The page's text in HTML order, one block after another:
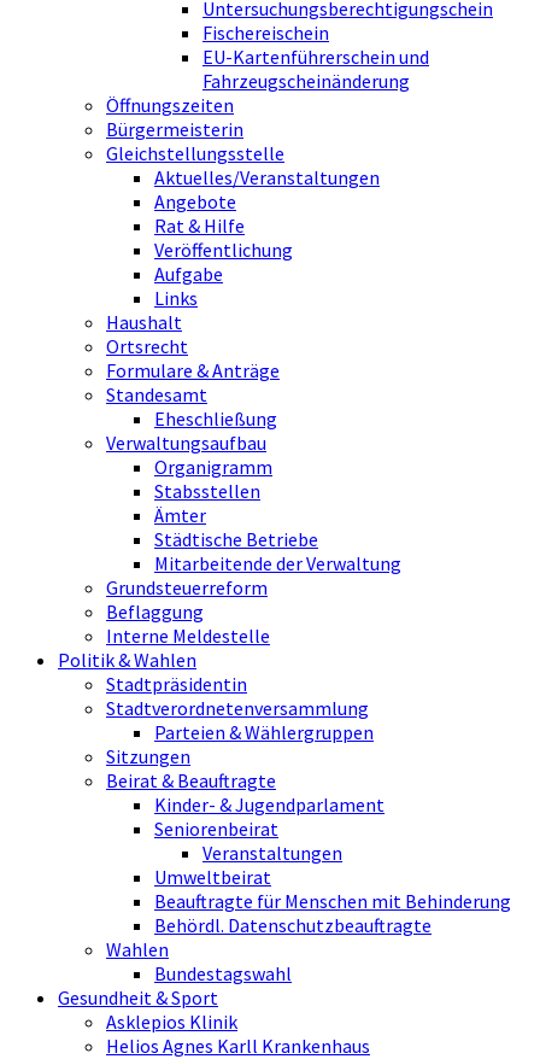
Untersuchungsberechtigungschein
Fischereischein
EU-Kartenführerschein und
Fahrzeugscheinänderung
Öffnungszeiten
Bürgermeisterin
Gleichstellungsstelle
Aktuelles/Veranstaltungen
Angebote
Rat & Hilfe
Veröffentlichung
Aufgabe
Links
Haushalt
Ortsrecht
Formulare & Anträge
Standesamt
Eheschließung
Verwaltungsaufbau
Organigramm
Stabsstellen
Ämter
Städtische Betriebe
Mitarbeitende der Verwaltung
Grundsteuerreform
Beflaggung
Interne Meldestelle
Politik & Wahlen
Stadtpräsidentin
Stadtverordnetenversammlung
Parteien & Wählergruppen
Sitzungen
Beirat & Beauftragte
Kinder- & Jugendparlament
Seniorenbeirat
Veranstaltungen
Umweltbeirat
Beauftragte für Menschen mit Behinderung
Behördl. Datenschutzbeauftragte
Wahlen
Bundestagswahl
Gesundheit & Sport
Asklepios Klinik
Helios Agnes Karll Krankenhaus